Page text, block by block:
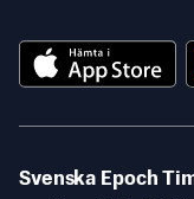
Svenska Epoch